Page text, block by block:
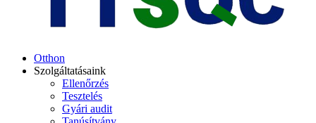
Otthon
Szolgáltatásaink
Ellenőrzés
Tesztelés
Gyári audit